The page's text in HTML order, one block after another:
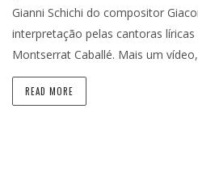
Gianni Schichi do compositor
interpretação pelas cantoras
Montserrat Caballé. Mais um
READ MORE